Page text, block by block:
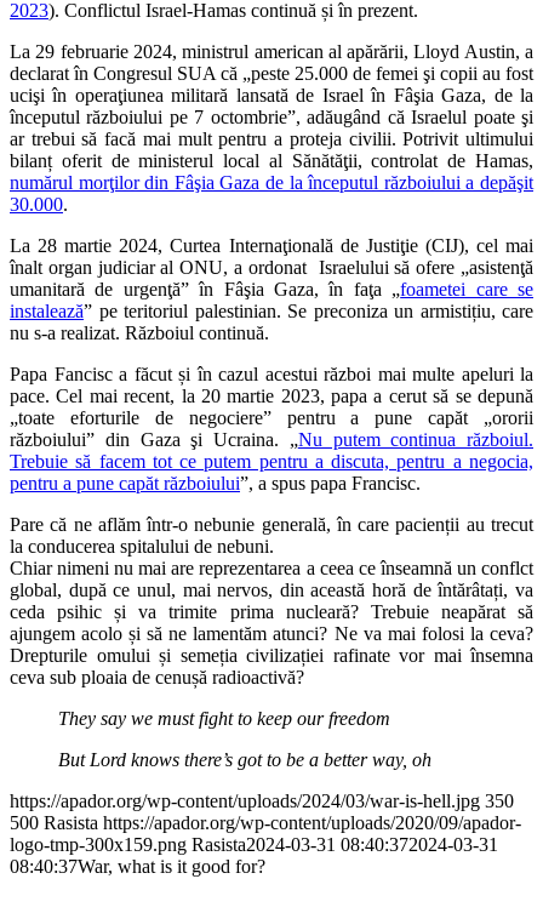
2023). Conflictul Israel-Hamas continuă și în prezent.
La 29 februarie 2024, ministrul american al apărării, Lloyd Austin, a
declarat în Congresul SUA că „peste 25.000 de femei şi copii au fost
ucişi în operaţiunea militară lansată de Israel în Fâşia Gaza, de la
începutul războiului pe 7 octombrie”, adăugând că Israelul poate şi
ar trebui să facă mai mult pentru a proteja civilii. Potrivit ultimului
bilanț oferit de ministerul local al Sănătăţii, controlat de Hamas,
numărul morţilor din Fâşia Gaza de la începutul războiului a depăşit
30.000.
La 28 martie 2024, Curtea Internaţională de Justiţie (CIJ), cel mai
înalt organ judiciar al ONU, a ordonat Israelului să ofere „asistenţă
umanitară de urgenţă” în Fâşia Gaza, în faţa „foametei care se
instalează” pe teritoriul palestinian. Se preconiza un armistițiu, care
nu s-a realizat. Războiul continuă.
Papa Fancisc a făcut și în cazul acestui război mai multe apeluri la
pace. Cel mai recent, la 20 martie 2023, papa a cerut să se depună
„toate eforturile de negociere” pentru a pune capăt „ororii
războiului” din Gaza şi Ucraina. „Nu putem continua războiul.
Trebuie să facem tot ce putem pentru a discuta, pentru a negocia,
pentru a pune capăt războiului”, a spus papa Francisc.
Pare că ne aflăm într-o nebunie generală, în care pacienții au trecut
la conducerea spitalului de nebuni.
Chiar nimeni nu mai are reprezentarea a ceea ce înseamnă un conflct
global, după ce unul, mai nervos, din această horă de întărâtați, va
ceda psihic și va trimite prima nucleară? Trebuie neapărat să
ajungem acolo și să ne lamentăm atunci? Ne va mai folosi la ceva?
Drepturile omului și semeția civilizației rafinate vor mai însemna
ceva sub ploaia de cenușă radioactivă?
They say we must fight to keep our freedom
But Lord knows there’s got to be a better way, oh
https://apador.org/wp-content/uploads/2024/03/war-is-hell.jpg 350
500 Rasista https://apador.org/wp-content/uploads/2020/09/apador-
logo-tmp-300x159.png Rasista2024-03-31 08:40:372024-03-31
08:40:37War, what is it good for?